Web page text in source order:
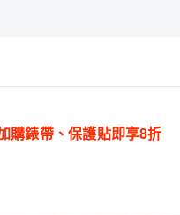
購錶帶、保護貼即享8折